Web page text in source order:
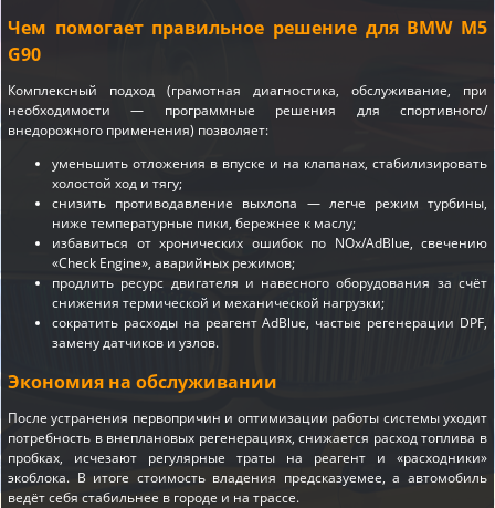
Чем помогает правильное решение для BMW M5
G90
Комплексный подход (грамотная диагностика, обслуживание, при
необходимости — программные решения для спортивного/
внедорожного применения) позволяет:
уменьшить отложения в впуске и на клапанах, стабилизировать
холостой ход и тягу;
снизить противодавление выхлопа — легче режим турбины,
ниже температурные пики, бережнее к маслу;
избавиться от хронических ошибок по NOx/AdBlue, свечению
«Check Engine», аварийных режимов;
продлить ресурс двигателя и навесного оборудования за счёт
снижения термической и механической нагрузки;
сократить расходы на реагент AdBlue, частые регенерации DPF,
замену датчиков и узлов.
Экономия на обслуживании
После устранения первопричин и оптимизации работы системы уходит
потребность в внеплановых регенерациях, снижается расход топлива в
пробках, исчезают регулярные траты на реагент и «расходники»
экоблока. В итоге стоимость владения предсказуемее, а автомобиль
ведёт себя стабильнее в городе и на трассе.